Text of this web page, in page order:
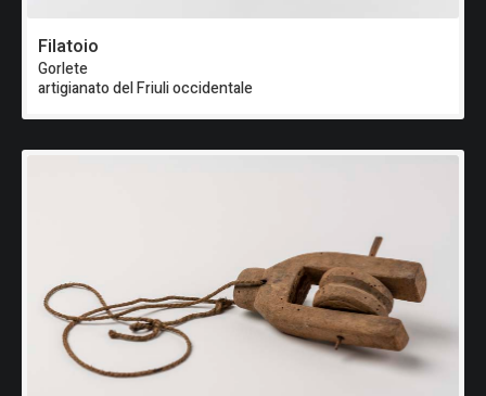
Filatoio
Gorlete
artigianato del Friuli occidentale